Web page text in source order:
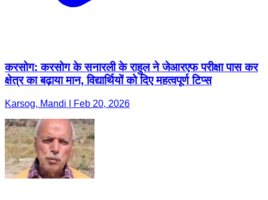
करसोग: करसोग के सनारली के राहुल ने जेआरएफ परीक्षा पास कर
क्षेत्र का बढ़ाया मान, विद्यार्थियों को दिए महत्वपूर्ण टिप्स
Karsog, Mandi | Feb 20, 2026